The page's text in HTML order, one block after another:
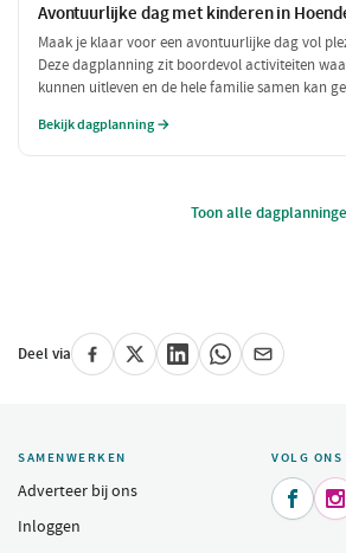
Avontuurlijke dag met kinderen in
Maak je klaar voor een avontuurlijke dag vol
Deze dagplanning zit boordevol activiteiten
kunnen uitleven en de hele familie samen kan
ontdekken van een indoorspeelparadijs, deze
Bekijk dagplanning →
Toon alle
Deel via
SAMENWERKEN
Adverteer bij ons
Inloggen
VOLG ONS
 